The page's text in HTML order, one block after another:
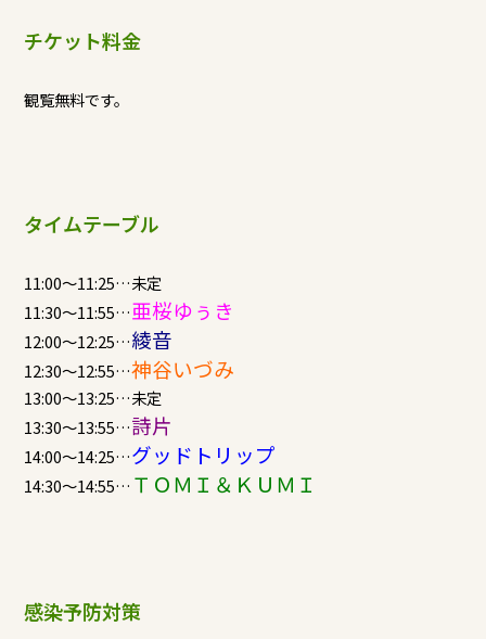
チケット料金
観覧無料です。
タイムテーブル
11:00～11:25…未定
11:30～11:55…亜桜ゆぅき
12:00～12:25…綾音
12:30～12:55…神谷いづみ
13:00～13:25…未定
13:30～13:55…詩片
14:00～14:25…グッドトリップ
14:30～14:55… ＴＯＭＩ＆ＫＵＭＩ
感染予防対策